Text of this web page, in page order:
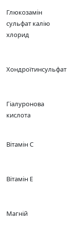
Глюкозамін
сульфат калію
хлорид
Хондроїтинсульфат
Гіалуронова
кислота
Вітамін C
Вітамін E
Магній